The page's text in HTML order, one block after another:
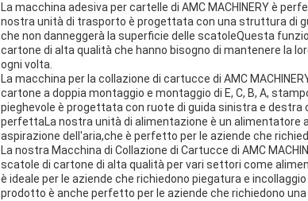
La macchina adesiva per cartelle di AMC MACHINERY è
nostra unità di trasporto è progettata con una struttura di
che non danneggerà la superficie delle scatoleQuesta
cartone di alta qualità che hanno bisogno di mantenere la
ogni volta.
La macchina per la collazione di cartucce di AMC
cartone a doppia montaggio e montaggio di E, C, B, A,
pieghevole è progettata con ruote di guida sinistra e
perfettaLa nostra unità di alimentazione è un alimentatore
aspirazione dell'aria,che è perfetto per le aziende che
La nostra Macchina di Collazione di Cartucce di AMC
scatole di cartone di alta qualità per vari settori come
è ideale per le aziende che richiedono piegatura e
prodotto è anche perfetto per le aziende che richiedono